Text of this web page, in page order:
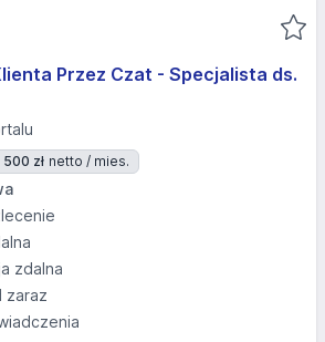
Przez Czat - Specjalista ds.
zł netto / mies.
zdalna
zaraz